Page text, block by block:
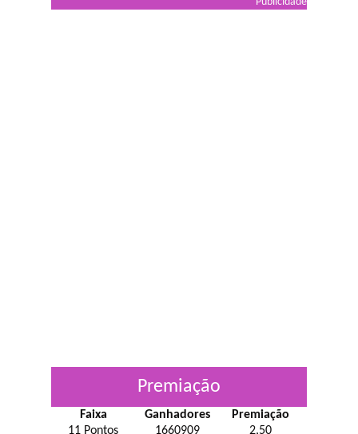
Premiação
Faixa Ganhadores
Premiação
11 Pontos
1660909
2,50